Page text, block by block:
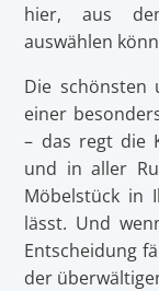
hier, aus
auswählen
Die schönsten
einer
– das regt die
und in aller
Möbelstück in
lässt. Und
Entscheidung
der